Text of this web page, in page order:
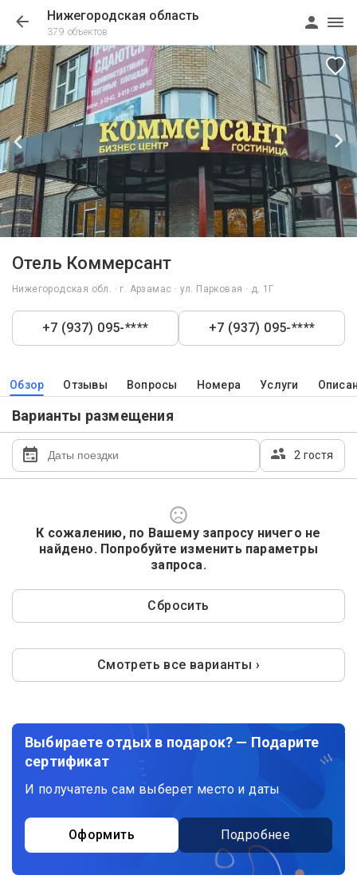
Нижегородская область
379 объектов
Отель Коммерсант
Нижегородская обл. · г. Арзамас · ул. Парковая · д. 1Г
+7 (937) 095-**** +7 (937) 095-****
Обзор Отзывы Вопросы Номера Услуги
Варианты размещения
2 гостя
К сожалению, по Вашему запросу ничего не
найдено. Попробуйте изменить параметры
запроса.
Сбросить
Смотреть все варианты ›
Выбираете отдых в подарок? — Подарите
сертификат
И получатель сам выберет место и даты
Оформить Подробнее